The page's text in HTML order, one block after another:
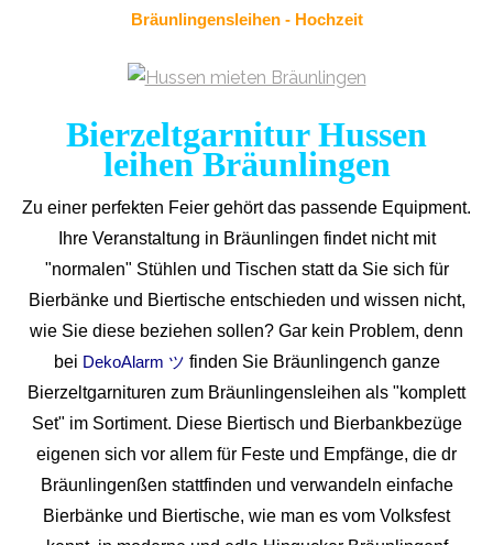
Bräunlingensleihen - Hochzeit
Bierzeltgarnitur Hussen
leihen Bräunlingen
Zu einer perfekten Feier gehört das passende Equipment.
Ihre Veranstaltung in Bräunlingen findet nicht mit
"normalen" Stühlen und Tischen statt da Sie sich für
Bierbänke und Biertische entschieden und wissen nicht,
wie Sie diese beziehen sollen? Gar kein Problem, denn
bei DekoAlarm ツ finden Sie Bräunlingench ganze
Bierzeltgarnituren zum Bräunlingensleihen als "komplett
Set" im Sortiment. Diese Biertisch und Bierbankbezüge
eigenen sich vor allem für Feste und Empfänge, die dr
Bräunlingenßen stattfinden und verwandeln einfache
Bierbänke und Biertische, wie man es vom Volksfest